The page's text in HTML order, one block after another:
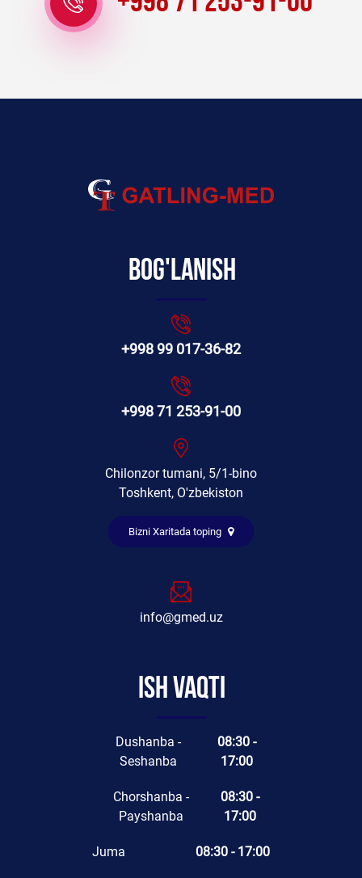
Bog'lanish
+998 99 017-36-82
+998 71 253-91-00
Chilonzor tumani, 5/1-bino
Toshkent, O'zbekiston
Bizni Xaritada toping
info@gmed.uz
Ish vaqti
Dushanba -
Seshanba
08:30 -
17:00
Chorshanba -
Payshanba
08:30 -
17:00
Juma 08:30 - 17:00